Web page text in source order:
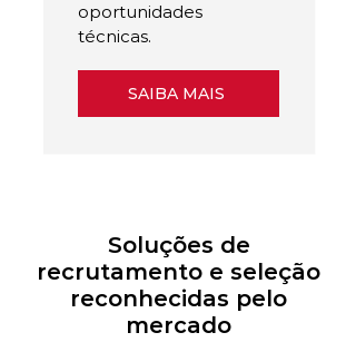
oportunidades
técnicas.
SAIBA MAIS
Soluções de
recrutamento e seleção
reconhecidas pelo
mercado